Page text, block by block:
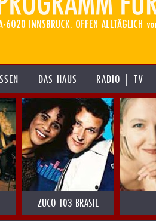
DAS HAUS RADIO | TV
ZUCO 103 BRASIL